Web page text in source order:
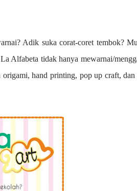
Adik suka corat-coret tembok?
Alfabeta tidak hanya mewarnai/
hand printing, pop up craft, dan